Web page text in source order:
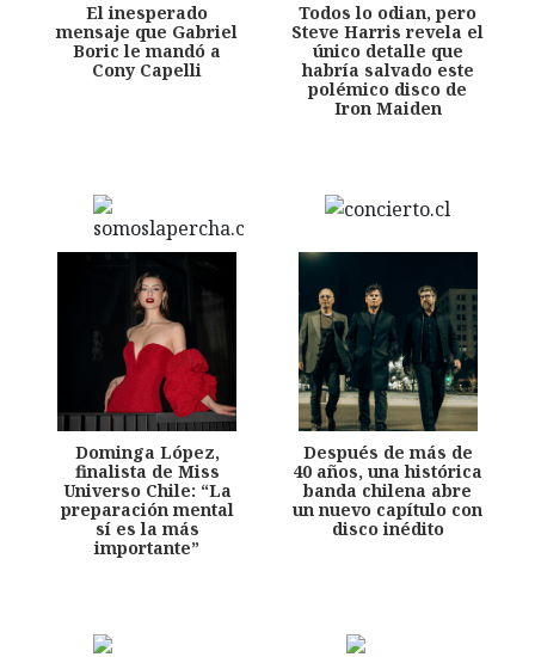
El inesperado
mensaje que Gabriel
Boric le mandó a
Cony Capelli
Todos lo odian, pero
Steve Harris revela el
único detalle que
habría salvado este
polémico disco de
Iron Maiden
Dominga López,
finalista de Miss
Universo Chile: “La
preparación mental
sí es la más
importante”
Después de más de
40 años, una histórica
banda chilena abre
un nuevo capítulo con
disco inédito